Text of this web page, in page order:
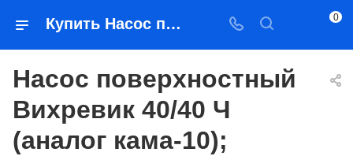
Купить Насос поверхностный Вихревик 40/40 Ч (аналог кама-10); 550Вт; 220В; 40л/мин; Н=40м; Джилекс в Якутске — цена, характеристики, подбор | Востоктехторг 0
Насос поверхностный
Вихревик 40/40 Ч
(аналог кама-10);